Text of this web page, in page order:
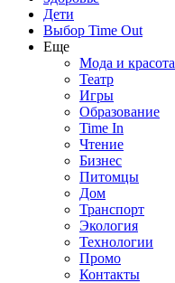
Дети
Выбор Time Out
Еще
Мода и красота
Театр
Игры
Образование
Time In
Чтение
Бизнес
Питомцы
Дом
Транспорт
Экология
Технологии
Промо
Контакты